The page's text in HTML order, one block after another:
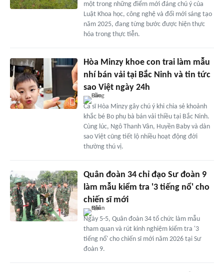
một trong những điểm mới đáng chú ý của
Luật Khoa học, công nghệ và đổi mới sáng tạo
năm 2025, đang từng bước được hiện thực
hóa trong thực tiễn.
Hòa Minzy khoe con trai làm mẫu
nhí bán vải tại Bắc Ninh và tin tức
sao Việt ngày 24h
Ca sĩ Hòa Minzy gây chú ý khi chia sẻ khoảnh
khắc bé Bo phụ bà bán vải thiều tại Bắc Ninh.
Cùng lúc, Ngô Thanh Vân, Huyền Baby và dàn
sao Việt cũng tiết lộ nhiều hoạt động đời
thường thú vị.
Quân đoàn 34 chỉ đạo Sư đoàn 9
làm mẫu kiểm tra '3 tiếng nổ' cho
chiến sĩ mới
Ngày 5-5, Quân đoàn 34 tổ chức làm mẫu
tham quan và rút kinh nghiệm kiểm tra '3
tiếng nổ' cho chiến sĩ mới năm 2026 tại Sư
đoàn 9.